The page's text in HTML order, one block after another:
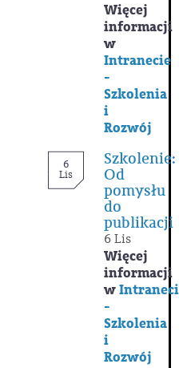
Więcej
informacji
w
Intranecie
-
Szkolenia
i
Rozwój
6
Lis
Szkolenie:
Od
pomysłu
do
publikacji
6 Lis
Więcej
informacji
w
-
Szkolenia
i
Rozwój